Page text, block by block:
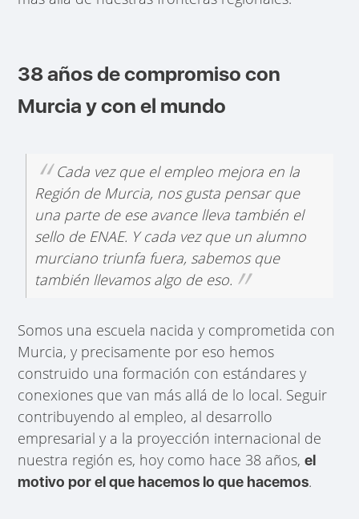
38 años de compromiso con
Murcia y con el mundo
Cada vez que el empleo mejora en la
Región de Murcia, nos gusta pensar que
una parte de ese avance lleva también el
sello de ENAE. Y cada vez que un alumno
murciano triunfa fuera, sabemos que
también llevamos algo de eso.
Somos una escuela nacida y comprometida con
Murcia, y precisamente por eso hemos
construido una formación con estándares y
conexiones que van más allá de lo local. Seguir
contribuyendo al empleo, al desarrollo
empresarial y a la proyección internacional de
nuestra región es, hoy como hace 38 años,el
motivo por el que hacemos lo que hacemos.